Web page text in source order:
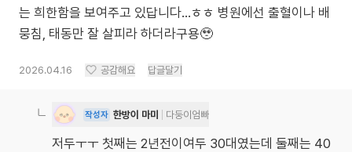
는 희한함을 보여주고 있답니다...ㅎㅎ 병원에선 출혈이나 배
뭉침, 태동만 잘 살피라 하더라구용🥹
2026.04.16 공감해요 답글달기
작성자 한방이 마미 다둥이엄빠
저두ㅜㅜ 첫째는 2년전이여두 30대였는데 둘째는 40